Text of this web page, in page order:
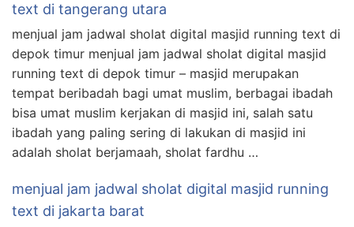
text di tangerang utara
menjual jam jadwal sholat digital masjid running text di
depok timur menjual jam jadwal sholat digital masjid
running text di depok timur – masjid merupakan
tempat beribadah bagi umat muslim, berbagai ibadah
bisa umat muslim kerjakan di masjid ini, salah satu
ibadah yang paling sering di lakukan di masjid ini
adalah sholat berjamaah, sholat fardhu …
menjual jam jadwal sholat digital masjid running
text di jakarta barat